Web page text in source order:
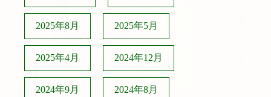
2025年8月 2025年5月
2025年4月 2024年12月
2024年9月 2024年8月